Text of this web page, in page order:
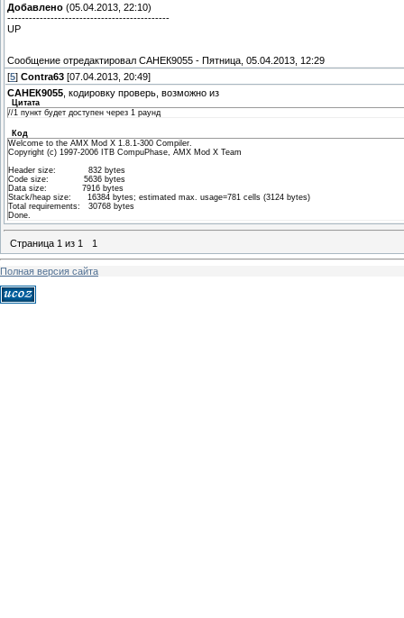
Добавлено (05.04.2013, 22:10)
---------------------------------------------
UP
Сообщение отредактировал САНЕК9055 - Пятница, 05.04.2013, 12:29
[5] Contra63 [07.04.2013, 20:49]
САНЕК9055 , кодировку проверь, возможно из
Цитата
//1 пункт будет доступен через 1 раунд
Код
Welcome to the AMX Mod X 1.8.1-300 Compiler.
Copyright (c) 1997-2006 ITB CompuPhase, AMX Mod X Team
Header size: 832 bytes
Code size: 5636 bytes
Data size: 7916 bytes
Stack/heap size: 16384 bytes; estimated max. usage=781 cells (3124 bytes)
Total requirements: 30768 bytes
Done.
Страница 1 из 1 1
Полная версия сайта